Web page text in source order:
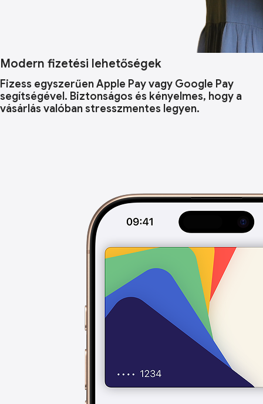
Modern fizetési lehetőségek
Fizess egyszerűen Apple Pay vagy Google Pay
segítségével. Biztonságos és kényelmes, hogy a
vásárlás valóban stresszmentes legyen.